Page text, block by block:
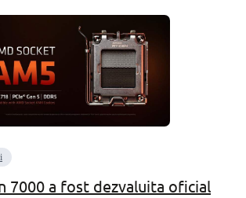
7000 a fost dezvaluita oficial